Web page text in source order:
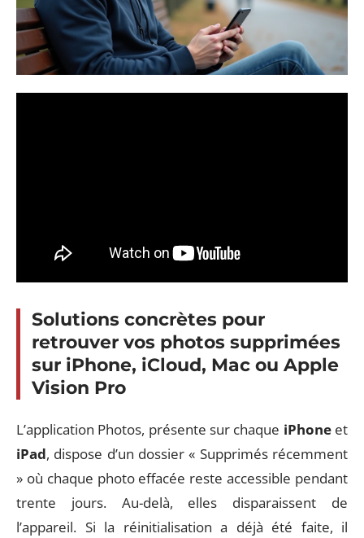
Solutions concrètes pour
retrouver vos photos supprimées
sur iPhone, iCloud, Mac ou Apple
Vision Pro
L’application Photos, présente sur chaque iPhoneet
iPad, dispose d’un dossier « Supprimés récemment
» où chaque photo effacée reste accessible pendant
trente jours. Au-delà, elles disparaissent de
l’appareil. Si la réinitialisation a déjà été faite, il